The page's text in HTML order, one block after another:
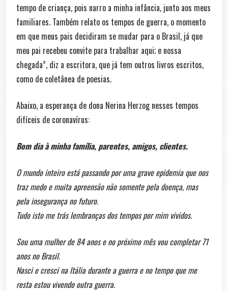
tempo de criança, pois narro a minha infância, junto aos meus
familiares. Também relato os tempos de guerra, o momento
em que meus pais decidiram se mudar para o Brasil, já que
meu pai recebeu convite para trabalhar aqui; e nossa
chegada”, diz a escritora, que já tem outros livros escritos,
como de coletânea de poesias.
Abaixo, a esperança de dona Nerina Herzog nesses tempos
difíceis de coronavírus:
Bom dia à minha família, parentes, amigos, clientes.
O mundo inteiro está passando por uma grave epidemia que nos
traz medo e muita apreensão não somente pela doença, mas
pela insegurança no futuro.
Tudo isto me trás lembranças dos tempos por mim vividos.
Sou uma mulher de 84 anos e no próximo mês vou completar 71
anos no Brasil.
Nasci e cresci na Itália durante a guerra e no tempo que me
resta estou vivendo outra guerra.